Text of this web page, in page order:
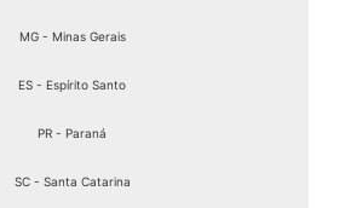
MG - Minas Gerais
ES - Espírito Santo
PR - Paraná
SC - Santa Catarina